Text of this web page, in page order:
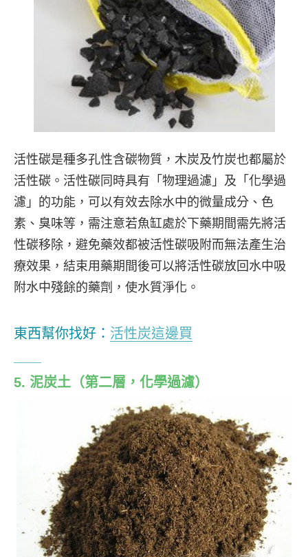
活性碳是種多孔性含碳物質，木炭及竹炭也都屬於
活性碳。活性碳同時具有「物理過濾」及「化學過
濾」的功能，可以有效去除水中的微量成分、色
素、臭味等，需注意若魚缸處於下藥期間需先將活
性碳移除，避免藥效都被活性碳吸附而無法產生治
療效果，結束用藥期間後可以將活性碳放回水中吸
附水中殘餘的藥劑，使水質淨化。
東西幫你找好： 活性炭這邊買
5. 泥炭土 （第二層，化學過濾）